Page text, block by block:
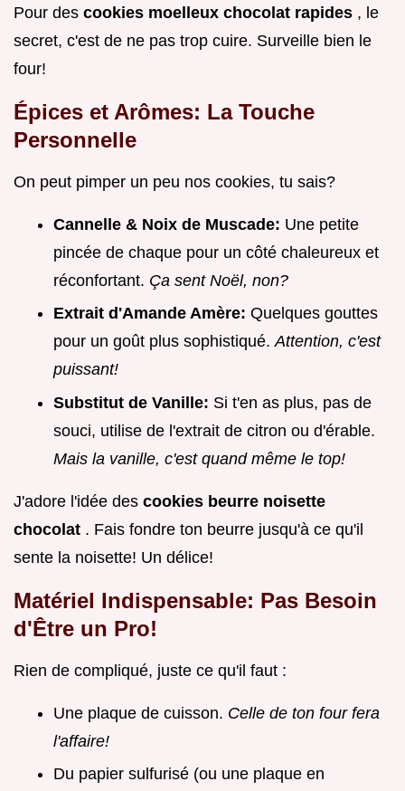
Pour des cookies moelleux chocolat rapides , le
secret, c'est de ne pas trop cuire. Surveille bien le
four!
Épices et Arômes: La Touche
Personnelle
On peut pimper un peu nos cookies, tu sais?
Cannelle & Noix de Muscade: Une petite
pincée de chaque pour un côté chaleureux et
réconfortant. Ça sent Noël, non?
Extrait d'Amande Amère: Quelques gouttes
pour un goût plus sophistiqué.Attention, c'est
puissant!
Substitut de Vanille: Si t'en as plus, pas de
souci, utilise de l'extrait de citron ou d'érable.
Mais la vanille, c'est quand même le top!
J'adore l'idée des cookies beurre noisette
chocolat . Fais fondre ton beurre jusqu'à ce qu'il
sente la noisette! Un délice!
Matériel Indispensable: Pas Besoin
d'Être un Pro!
Rien de compliqué, juste ce qu'il faut :
Une plaque de cuisson. Celle de ton four fera
l'affaire!
Du papier sulfurisé (ou une plaque en